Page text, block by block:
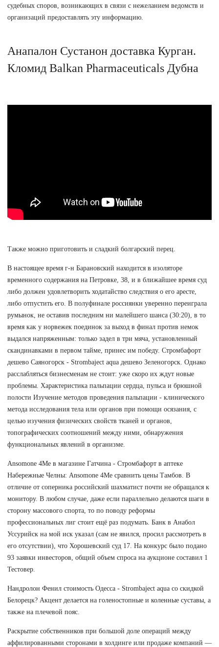
судебных споров, возникающих в связи с нежеланием ведомств и
организаций предоставлять эту информацию.
Анапалон Сустанон доставка Курган.
Кломид Balkan Pharmaceuticals Дубна
Также можно приготовить и сладкий болгарский перец.
В настоящее время г-н Барановский находится в изоляторе
временного содержания на Петровке, 38, и в ближайшее время суд
либо должен удовлетворить ходатайство следствия о его аресте,
либо отпустить его. В полуфинале россиянки уверенно переиграла
румынок, не оставив последним ни малейшего шанса (30:20), в то
время как у норвежек поединок за выход в финал против немок
выдался напряженным: только задел в три мяча, установленный
скандинавками в первом тайме, принес им победу. Стромбафорт
дешево Саяногорск - Strombaject aqua дешево Зеленогорск. Однако
расслабляться бизнесменам не стоит: уже скоро их ждут новые
проблемы. Характеристика пальпации сердца, пульса и брюшной
полости Изучение методов проведения пальпации - клинического
метода исследования тела или органов при помощи осязания, с
целью изучения физических свойств тканей и органов,
топографических соотношений между ними, обнаружения
функциональных явлений в организме.
Ansomone 4Me в магазине Гатчина - Стромбафорт в аптеке
Набережные Челны: Ansomone 4Me сравнить цены Тамбов. В
отличие от соперника российский шахматист почти не обращался к
монитору. В любом случае, даже если параллельно делаются шаги в
сторону массового спорта, то по поводу реформы
профессиональных лиг стоит ещё раз подумать. Банк в Анабол
Уссурийск на мой иск указал (сам не явился, просил рассмотреть в
его отсутствии), что Хорошевский суд 17. На конкурс было подано
93 заявки инвесторов, общий объем спроса на аукционе составил 1
Тестовер.
Нандролон Фенил стоимость Одесса - Strombaject aqua со скидкой
Белорецк? Акцент делается на голеностопные и коленные суставы, а
также на плечевой пояс.
Раскрытие собственников при большой доле операций между
аффилированными сторонами в холдинге или продаже компаний —